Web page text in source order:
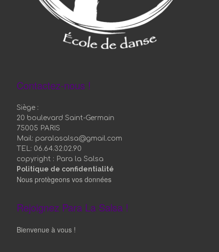
Contactez-nous !
20 boulevard Saint-Germain
75005 PARIS
TEL: 06.64.32.02.90
copyright : Para la Salsa
Politique de confidentialité
Nous protègeons vos données
Rejoignez Para La Salsa !